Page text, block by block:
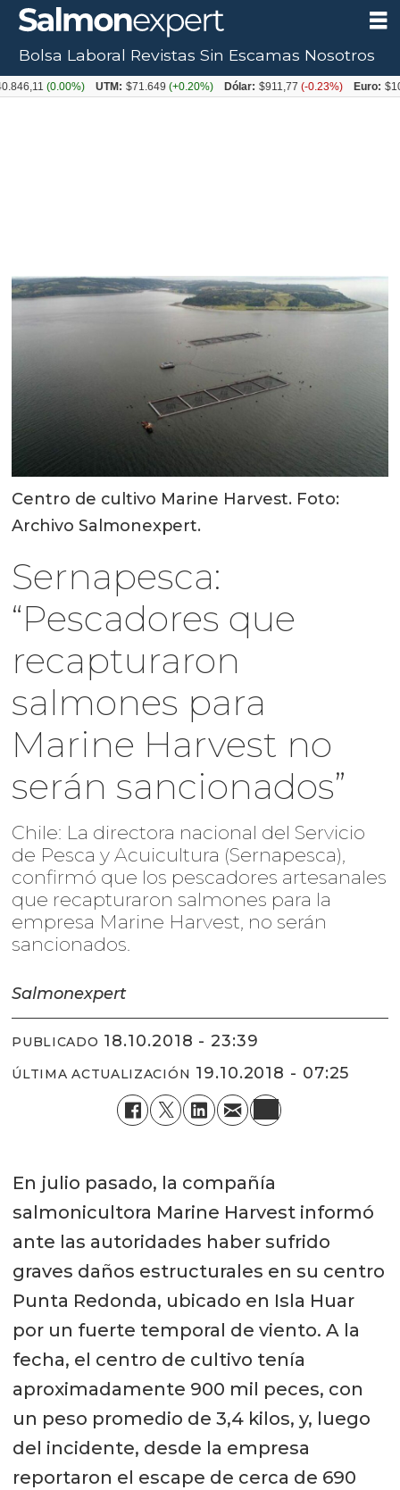
Centro de cultivo Marine Harvest. Foto:
Archivo Salmonexpert.
Sernapesca:
“Pescadores que
recapturaron
salmones para
Marine Harvest no
serán sancionados”
Chile: La directora nacional del Servicio
de Pesca y Acuicultura (Sernapesca),
confirmó que los pescadores artesanales
que recapturaron salmones para la
empresa Marine Harvest, no serán
sancionados.
Salmonexpert
PUBLICADO 18.10.2018 - 23:39
ÚLTIMA ACTUALIZACIÓN 19.10.2018 - 07:25
En julio pasado, la compañía
salmonicultora Marine Harvest informó
ante las autoridades haber sufrido
graves daños estructurales en su centro
Punta Redonda, ubicado en Isla Huar
por un fuerte temporal de viento. A la
fecha, el centro de cultivo tenía
aproximadamente 900 mil peces, con
un peso promedio de 3,4 kilos, y, luego
del incidente, desde la empresa
reportaron el escape de cerca de 690
Bolsa Laboral Revistas Sin Escamas Nosotros
(0.00%) UTM: $71.649(+0.20%) Dólar: $911,77(-0.23%) Euro: $1054,31